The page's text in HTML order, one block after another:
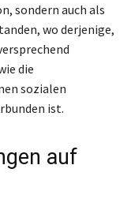
sondern auch als
wo derjenige,
die
sozialen
ist.
auf